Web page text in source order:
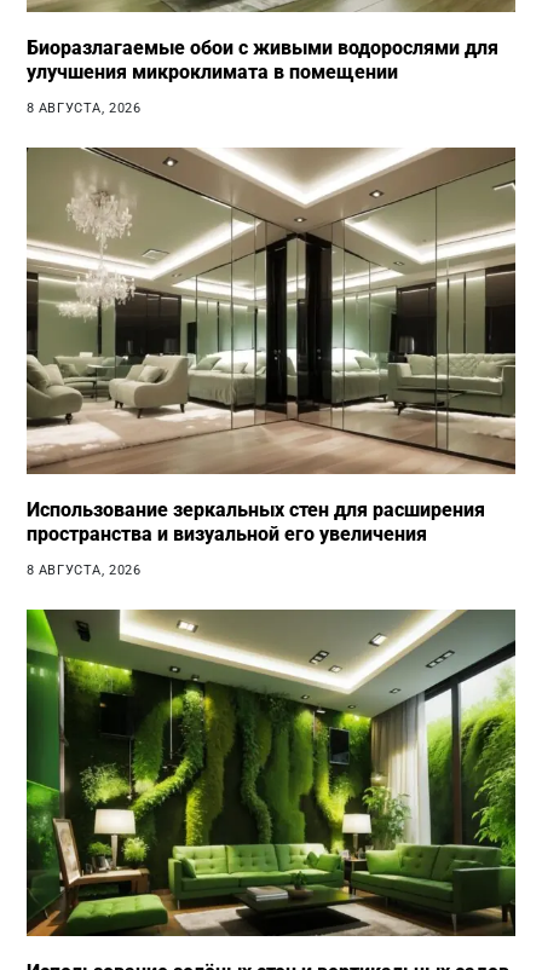
Биоразлагаемые обои с живыми водорослями для
улучшения микроклимата в помещении
8 АВГУСТА, 2026
Использование зеркальных стен для расширения
пространства и визуальной его увеличения
8 АВГУСТА, 2026